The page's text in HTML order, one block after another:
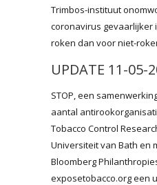
Trimbos-instituut
coronavirus gevaarlijker
roken dan voor niet-
UPDATE 11-05-
STOP, een
aantal
Tobacco Control
Universiteit van Bath en
Bloomberg
exposetobacco.org een